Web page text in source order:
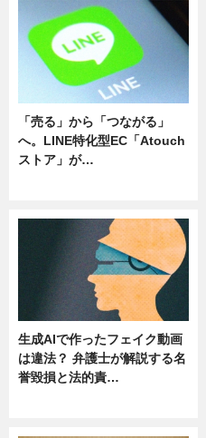
「売る」から「つながる」
へ。LINE特化型EC「Atouch
ストア」が…
生成AIで作ったフェイク動画
は違法？ 弁護士が解説する名
誉毀損と法的責…